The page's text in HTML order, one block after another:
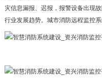
灾信息漏报、迟报，报警设备出现
行业发展趋势。城市消防远程监控